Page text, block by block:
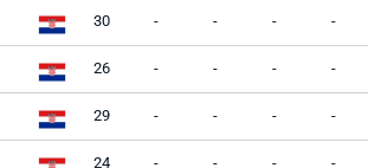
30 - - - -
26 - - - -
29 - - - -
24 - - - -